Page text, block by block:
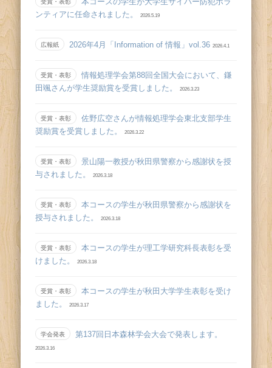
ンティアに任命されました。
2026.5.19
広報紙 2026年4月「Information of 情報」vol.36 2026.4.1
受賞・表彰
情報処理学会第88回全国大会において、鎌
田颯さんが学生奨励賞を受賞しました。
2026.3.23
受賞・表彰
佐野広空さんが情報処理学会東北支部学生
奨励賞を受賞しました。
2026.3.22
受賞・表彰
景山陽一教授が秋田県警察から感謝状を授
与されました。
2026.3.18
受賞・表彰
本コースの学生が秋田県警察から感謝状を
授与されました。
2026.3.18
受賞・表彰
本コースの学生が理工学研究科長表彰を受
けました。
2026.3.18
受賞・表彰
本コースの学生が秋田大学学生表彰を受け
ました。
2026.3.17
学会発表 第137回日本森林学会大会で発表します。
2026.3.16